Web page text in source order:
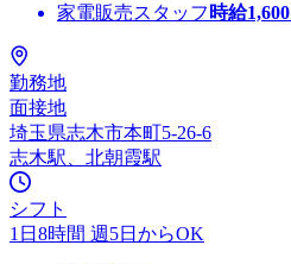
家電販売スタッフ 時給1,600
勤務地
面接地
埼玉県志木市本町5-26-6
志木駅、北朝霞駅
シフト
1日8時間 週5日からOK